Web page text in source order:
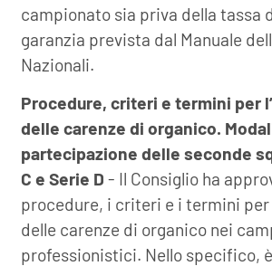
campionato sia priva della tassa
garanzia prevista dal Manuale
Nazionali.
Procedure, criteri e termini per
delle carenze di organico.
partecipazione delle seconde
C e Serie D - Il Consiglio ha
procedure, i criteri e i termini per
delle carenze di organico nei
professionistici. Nello specifico,